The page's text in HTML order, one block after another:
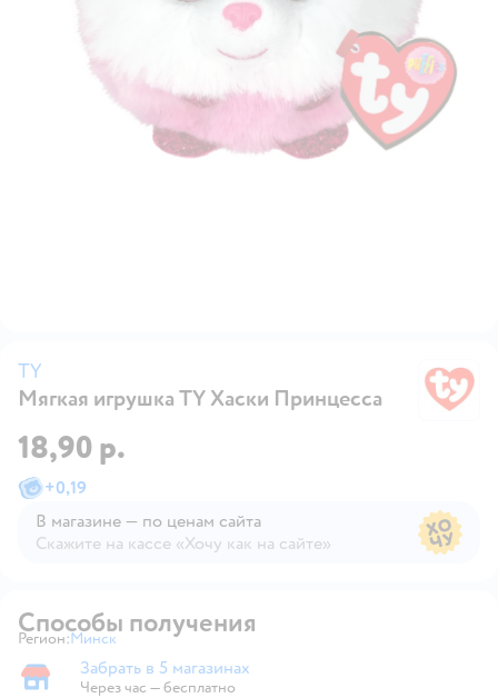
TY
Мягкая игрушка TY Хаски Принцесса
18,90 р.
+0,19
В магазине — по ценам сайта
Скажите на кассе «Хочу как на сайте»
Способы получения
Регион: Выбор адреса доставки.
Минск
Забрать в магазине
Забрать в 5 магазинах
Через час — бесплатно